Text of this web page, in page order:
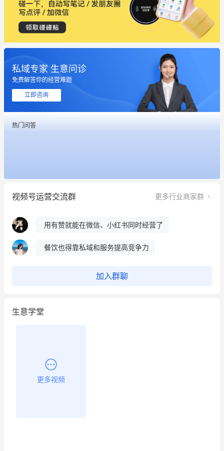
私域专家 生意问诊
免费解答你的经营难题
立即咨询
热门问答
视频号运营交流群 更多行业商家群
这个营销策划案例推荐大家看一下
用有赞就能在微信、小红书同时经营了
冰墩墩货源充足需要的联系我
这个营销策划案例推荐大家看一下
用有赞就能在微信、小红书同时经营了
餐饮也得靠私域和服务提高竞争力
加入群聊
生意学堂
更多视频